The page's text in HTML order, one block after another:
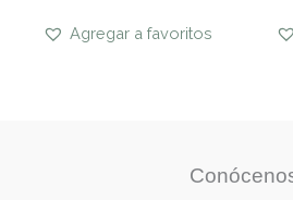
Agregar a favoritos